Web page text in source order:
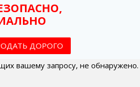
ДОРОГО
вашему запросу, не обнаружено.